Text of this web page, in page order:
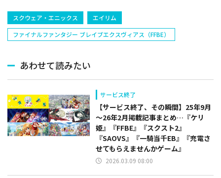
スクウェア・エニックス
エイリム
ファイナルファンタジー ブレイブエクスヴィアス（FFBE）
あわせて読みたい
サービス終了
【サービス終了、その瞬間】25年9月
～26年2月掲載記事まとめ…『ケリ
姫』『FFBE』『スクスト2』
『SAOVS』『一騎当千EB』『充電さ
せてもらえませんかゲーム』
2026.03.09 08:00